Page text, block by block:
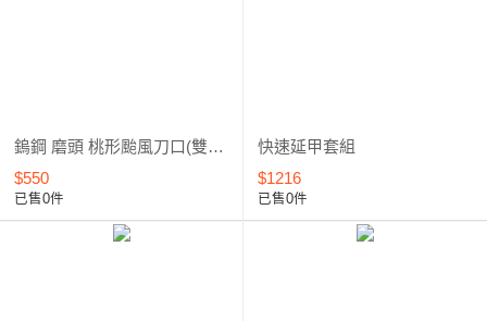
鎢鋼 磨頭 桃形颱風刀口(雙向切削) 6.0mm-CA10*****
$550
已售0件
快速延甲套組
$1216
已售0件